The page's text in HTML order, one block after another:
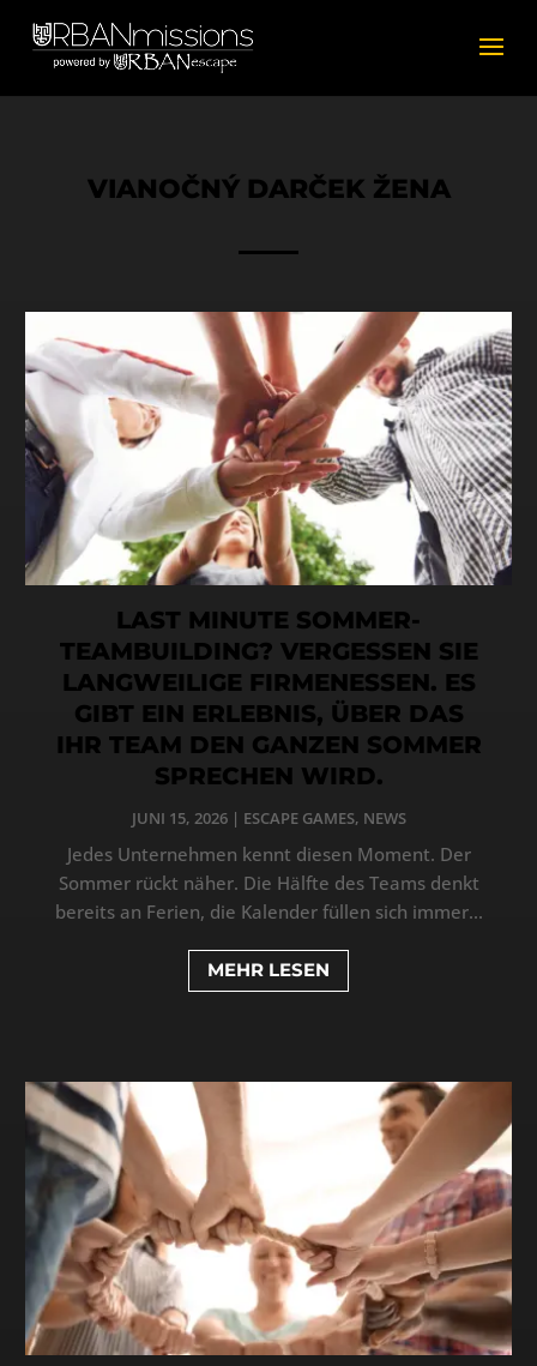
VIANOČNÝ DARČEK ŽENA
LAST MINUTE SOMMER-
TEAMBUILDING? VERGESSEN SIE
LANGWEILIGE FIRMENESSEN. ES
GIBT EIN ERLEBNIS, ÜBER DAS
IHR TEAM DEN GANZEN SOMMER
SPRECHEN WIRD.
JUNI 15, 2026| ESCAPE GAMES, NEWS
Jedes Unternehmen kennt diesen Moment. Der
Sommer rückt näher. Die Hälfte des Teams denkt
bereits an Ferien, die Kalender füllen sich immer...
MEHR LESEN